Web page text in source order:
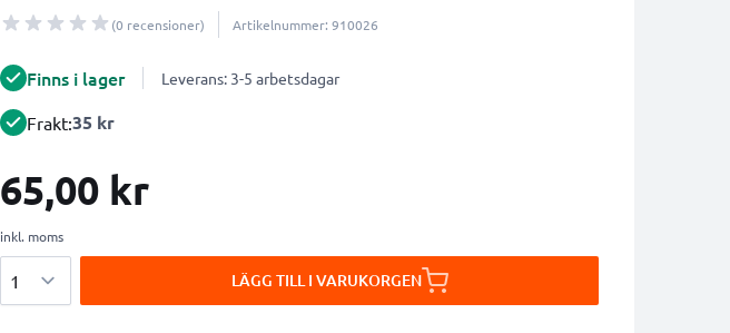
(0 recensioner) Artikelnummer: 910026
Finns i lager Leverans: 3-5 arbetsdagar
Frakt:35 kr
65,00 kr
inkl. moms
LÄGG TILL I VARUKORGEN